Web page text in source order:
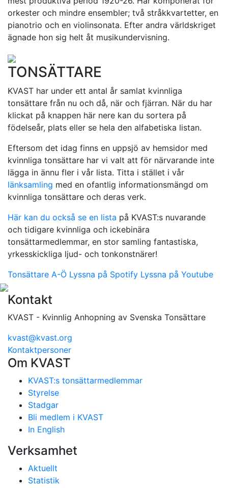
orkester och mindre ensembler; två stråkkvartetter, en
pianotrio och en violinsonata. Efter andra världskriget
ägnade hon sig helt åt musikundervisning.
TONSÄTTARE
KVAST har under ett antal år samlat kvinnliga
tonsättare från nu och då, när och fjärran. När du har
klickat på knappen här nere kan du sortera på
födelseår, plats eller se hela den alfabetiska listan.
Eftersom det idag finns en uppsjö av hemsidor med
kvinnliga tonsättare har vi valt att för närvarande inte
lägga in ännu fler i vår lista. Titta i stället i vår
länksamling med en ofantlig informationsmängd om
kvinnliga tonsättare och deras verk.
Här kan du också se en lista på KVAST:s nuvarande
och tidigare kvinnliga och ickebinära
tonsättarmedlemmar, en stor samling fantastiska,
yrkesskickliga ljud- och tonkonstnärer!
Tonsättare A-Ö Lyssna på Spotify Lyssna på Youtube
Kontakt
KVAST - Kvinnlig Anhopning av Svenska Tonsättare
kvast@kvast.org
Kontaktpersoner
Om KVAST
KVAST:s tonsättarmedlemmar
Styrelse
Stadgar
Bli medlem i KVAST
In English
Verksamhet
Aktuellt
Statistik